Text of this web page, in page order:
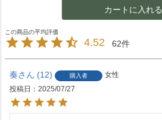
カートに入れる
4.52 62
奏 12 購入者
女性
投稿日
2025/07/27